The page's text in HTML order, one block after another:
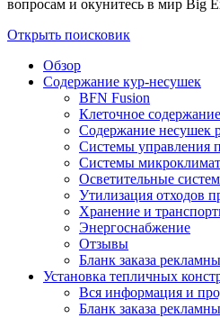
вопросам и окунитесь в мир Big
Открыть поисковик
Обзор
Содержание кур-несушек
BFN Fusion
Клеточное содержание
Содержание несушек
Системы управления
Системы
Осветительные
Утилизация отходов
Хранение и
Энергоснабжение
Отзывы
Бланк заказа
Установка тепличных
Вся информация и
Бланк заказа